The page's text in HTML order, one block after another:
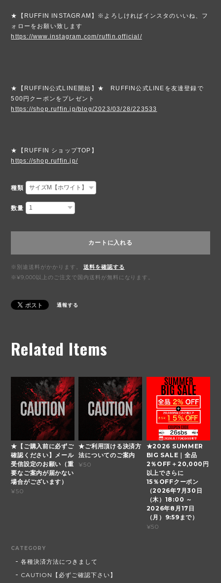
★【RUFFIN INSTAGRAM】※よろしければインスタのいいね、フ
ォローをお願い致します
https://www.instagram.com/ruffin.official/
★【RUFFIN公式LINE開始】★ RUFFIN公式LINEを友達登録で
500円クーポンをプレゼント
https://shop.ruffin.jp/blog/2023/03/28/223533
★【RUFFIN ショップTOP】
https://shop.ruffin.jp/
種類
数量
カートに入れる
※別途送料がかかります。
送料を確認する
※¥9,000以上のご注文で国内送料が無料になります。
通報する
Related Items
★【ご購入前に必ずご
確認ください】メール
受信設定のお願い（重
要なご案内が届かない
場合がございます）
¥50
★ご利用頂ける決済方
法についてのご案内
¥50
★2026 SUMMER
BIG SALE｜全品
2％OFF＋20,000円
以上でさらに
15％OFFクーポン
（2026年7月30日
（木）18:00 ～
2026年8月17日
（月）9:59まで）
¥50
CATEGORY
各種決済方法につきまして
CAUTION【必ずご確認下さい】